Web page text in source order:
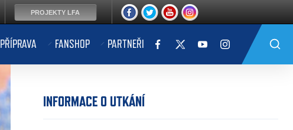
PŘÍPRAVA FANSHOP PARTNEŘI
INFORMACE O UTKÁNÍ
PROJEKTY LFA